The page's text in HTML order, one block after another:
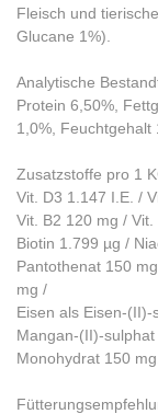
Fleisch und
Glucane 1%).
Analytische
Protein 6,50%,
1,0%, Feuchtgehalt
Zusatzstoffe pro 1
Vit. D3 1.147 I.E. /
Vit. B2 120 mg /
Biotin 1.799 µg /
Pantothenat 150
mg /
Eisen als Eisen-
Mangan-(II)-
Monohydrat 150 mg.